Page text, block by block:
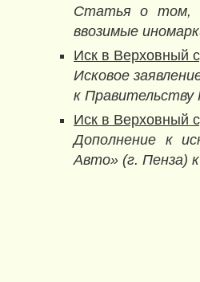
Статья о том,
ввозимые
Иск в Верховный
Исковое
к Правительству
Иск в Верховный
Дополнение к
Авто» (г. Пенза)